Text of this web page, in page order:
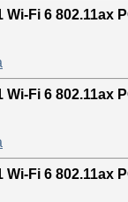
Wi-Fi 6 802.11ax
Wi-Fi 6 802.11ax
Wi-Fi 6 802.11ax